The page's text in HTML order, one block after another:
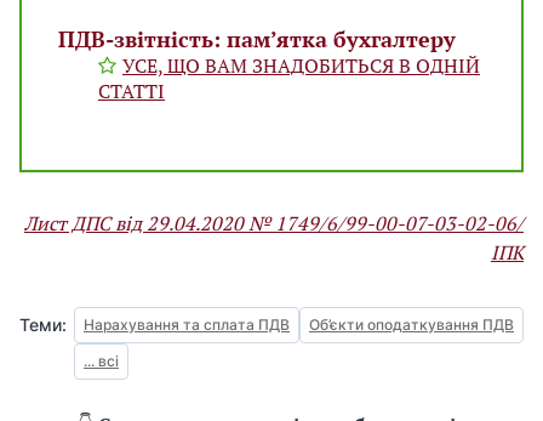
ПДВ-звітність: пам’ятка бухгалтеру
УСЕ, ЩО ВАМ ЗНАДОБИТЬСЯ В ОДНІЙ
СТАТТІ
Лист ДПС від 29.04.2020 № 1749/6/99-00-07-03-02-06/
ІПК
Теми: Нарахування та сплата ПДВ
Об’єкти оподаткування ПДВ
... всі